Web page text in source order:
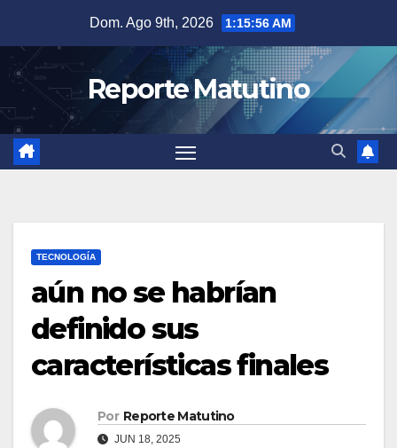
contenido
Dom. Ago 9th, 2026 1:15:57 AM
Reporte Matutino
TECNOLOGÍA
aún no se habrían
definido sus
características finales
Por Reporte Matutino
JUN 18, 2025